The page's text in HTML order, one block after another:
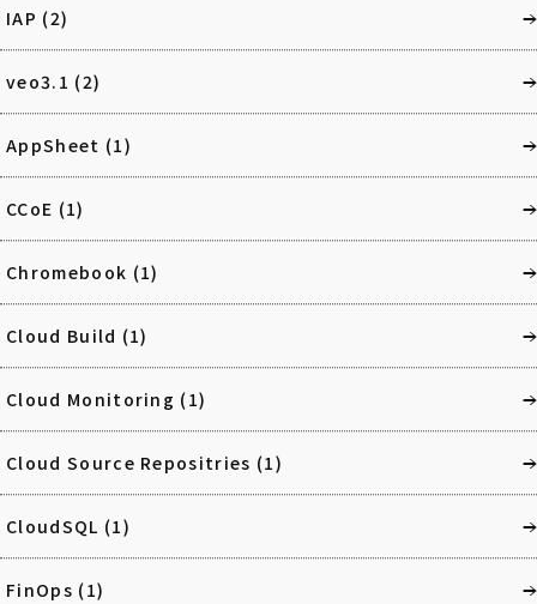
IAP (2)
veo3.1 (2)
AppSheet (1)
CCoE (1)
Chromebook (1)
Cloud Build (1)
Cloud Monitoring (1)
Cloud Source Repositries (1)
CloudSQL (1)
FinOps (1)